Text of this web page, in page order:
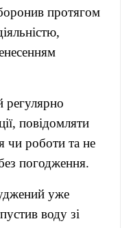
протягом
регулярно
повідомляти
чи роботи та не
погодження.
уже
воду зі